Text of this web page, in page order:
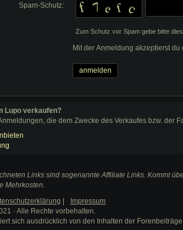
Spam-Schutz:
Zum Schutz vor Spam gebe bitte
Mit der Anmeldung akzeptierst du
Lupo verkaufen?
die dem Zwecke des Verkaufes bzw. der
Links sind sogenannte Affiliate Links. Kommt
Mehrkosten.
Impressum
· Alle Rechte vorbehalten.
sich ausdrücklich von den Inhalten der Forenbeiträge